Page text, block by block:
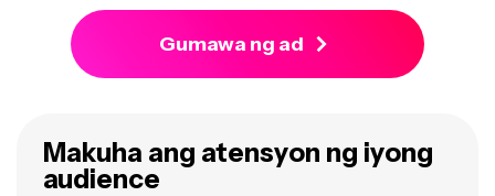
Gumawa ng ad
Makuha ang atensyon ng iyong
audience